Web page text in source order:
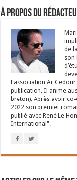
À propos du
de
son
l'association Ar
publication. Il anime
breton). Après avoir
2022 son premier
publié avec René Le
International".